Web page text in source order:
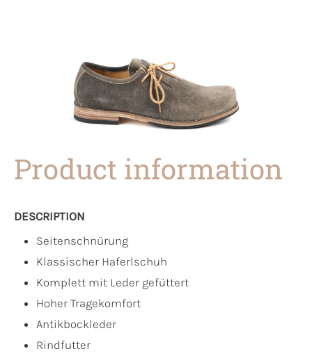
Product information
DESCRIPTION
Seitenschnürung
Klassischer Haferlschuh
Komplett mit Leder gefüttert
Hoher Tragekomfort
Antikbockleder
Rindfutter